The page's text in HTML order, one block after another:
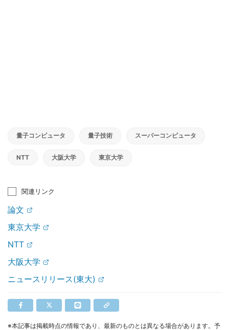
量子コンピュータ 量子技術 スーパーコンピュータ
NTT 大阪大学 東京大学
関連リンク
論文
東京大学
NTT
大阪大学
ニュースリリース(東大)
※本記事は掲載時点の情報であり、最新のものとは異なる場合があります。予